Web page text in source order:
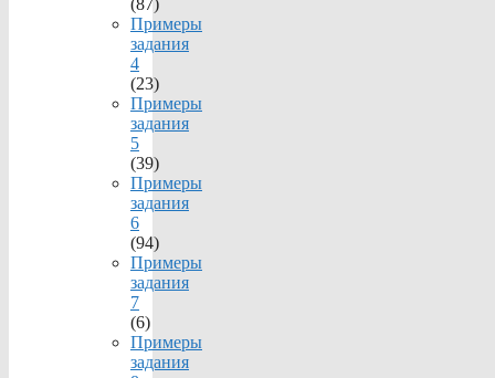
(87)
Примеры
задания
4
(23)
Примеры
задания
5
(39)
Примеры
задания
6
(94)
Примеры
задания
7
(6)
Примеры
задания